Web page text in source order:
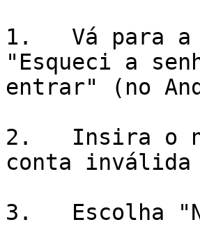
1.   Vá para a
"Esqueci a
entrar" (no
2.   Insira o
conta inválida
3.   Escolha